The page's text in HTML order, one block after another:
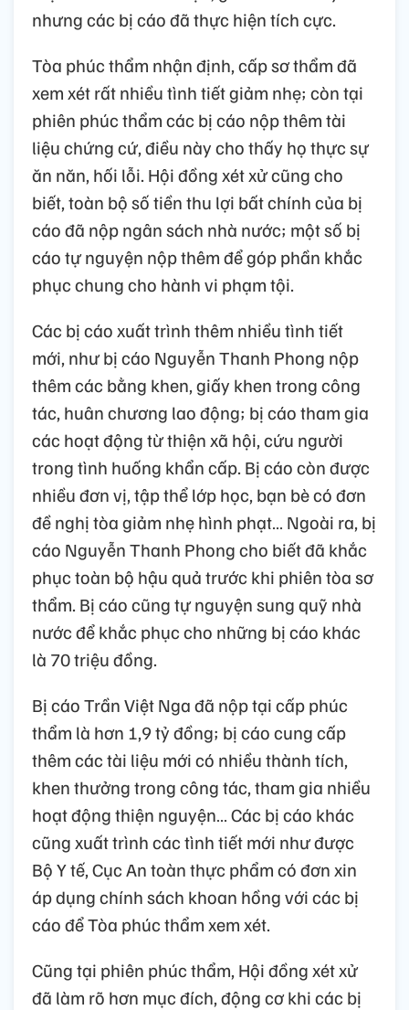
nhưng các bị cáo đã thực hiện tích cực.
Tòa phúc thẩm nhận định, cấp sơ thẩm đã
xem xét rất nhiều tình tiết giảm nhẹ; còn tại
phiên phúc thẩm các bị cáo nộp thêm tài
liệu chứng cứ, điều này cho thấy họ thực sự
ăn năn, hối lỗi. Hội đồng xét xử cũng cho
biết, toàn bộ số tiền thu lợi bất chính của bị
cáo đã nộp ngân sách nhà nước; một số bị
cáo tự nguyện nộp thêm để góp phần khắc
phục chung cho hành vi phạm tội.
Các bị cáo xuất trình thêm nhiều tình tiết
mới, như bị cáo Nguyễn Thanh Phong nộp
thêm các bằng khen, giấy khen trong công
tác, huân chương lao động; bị cáo tham gia
các hoạt động từ thiện xã hội, cứu người
trong tình huống khẩn cấp. Bị cáo còn được
nhiều đơn vị, tập thể lớp học, bạn bè có đơn
đề nghị tòa giảm nhẹ hình phạt… Ngoài ra, bị
cáo Nguyễn Thanh Phong cho biết đã khắc
phục toàn bộ hậu quả trước khi phiên tòa sơ
thẩm. Bị cáo cũng tự nguyện sung quỹ nhà
nước để khắc phục cho những bị cáo khác
là 70 triệu đồng.
Bị cáo Trần Việt Nga đã nộp tại cấp phúc
thẩm là hơn 1,9 tỷ đồng; bị cáo cung cấp
thêm các tài liệu mới có nhiều thành tích,
khen thưởng trong công tác, tham gia nhiều
hoạt động thiện nguyện… Các bị cáo khác
cũng xuất trình các tình tiết mới như được
Bộ Y tế, Cục An toàn thực phẩm có đơn xin
áp dụng chính sách khoan hồng với các bị
cáo để Tòa phúc thẩm xem xét.
Cũng tại phiên phúc thẩm, Hội đồng xét xử
đã làm rõ hơn mục đích, động cơ khi các bị